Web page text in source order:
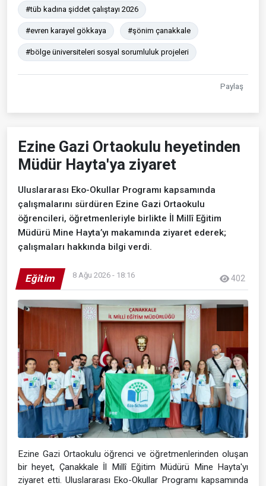
#tüb kadına şiddet çalıştayı 2026
#evren karayel gökkaya #şönim çanakkale
#bölge üniversiteleri sosyal sorumluluk projeleri
Paylaş
Ezine Gazi Ortaokulu heyetinden
Müdür Hayta'ya ziyaret
Uluslararası Eko-Okullar Programı kapsamında
çalışmalarını sürdüren Ezine Gazi Ortaokulu
öğrencileri, öğretmenleriyle birlikte İl Millî Eğitim
Müdürü Mine Hayta’yı makamında ziyaret ederek;
çalışmaları hakkında bilgi verdi.
Eğitim 8 Ağu 2026 - 18:16 402
Ezine Gazi Ortaokulu öğrenci ve öğretmenlerinden oluşan
bir heyet, Çanakkale İl Millî Eğitim Müdürü Mine Hayta'yı
ziyaret etti. Uluslararası Eko-Okullar Programı kapsamında